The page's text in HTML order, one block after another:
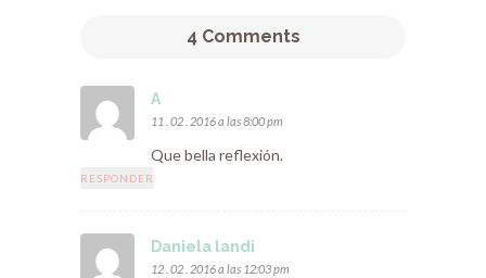
4 Comments
A
11 . 02 . 2016 a las 8:00 pm
Que bella reflexión.
RESPONDER
Daniela landi
12 . 02 . 2016 a las 12:03 pm